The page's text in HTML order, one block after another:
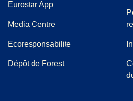
Eurostar App
Media Centre( Ouvre un nouvel
Ecoresponsabilite
Dépôt de Forest